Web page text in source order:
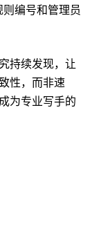
则编号和管理员
持续发现，让
性，而非速
为专业写手的